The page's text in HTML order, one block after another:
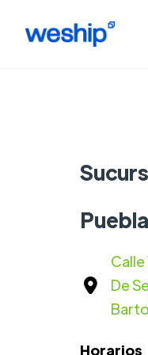
Puebla
Calle
De
Horarios